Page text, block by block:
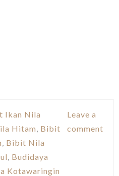
Ikan Nila
Hitam Bibit
Bibit Nila
Budidaya
Kotawaringin
Leave a
comment